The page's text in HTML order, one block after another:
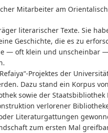
Mitarbeiter am
literarischer Texte. Sie
Geschichte, die es zu
— oft klein und unscheinbar
Projektes der
Dazu stand ein Korpus
sowie der
verlorener
Literaturgattungen
zum ersten Mal